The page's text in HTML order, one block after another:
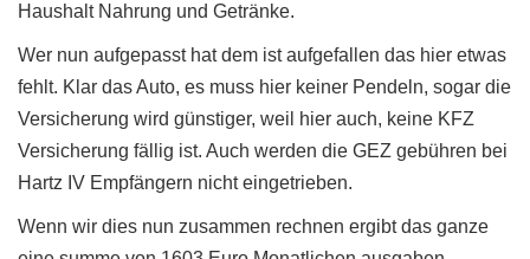
Haushalt Nahrung und Getränke.
Wer nun aufgepasst hat dem ist aufgefallen das hier etwas
fehlt. Klar das Auto, es muss hier keiner Pendeln, sogar die
Versicherung wird günstiger, weil hier auch, keine KFZ
Versicherung fällig ist. Auch werden die GEZ gebühren bei
Hartz IV Empfängern nicht eingetrieben.
Wenn wir dies nun zusammen rechnen ergibt das ganze